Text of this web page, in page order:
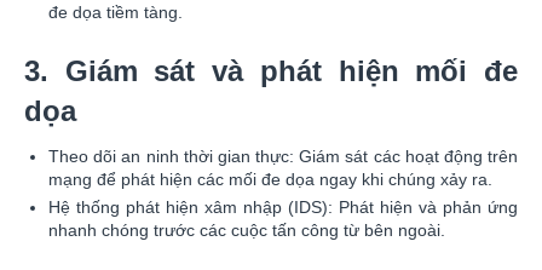
đe dọa tiềm tàng.
3. Giám sát và phát hiện mối đe
dọa
Theo dõi an ninh thời gian thực: Giám sát các hoạt động trên
mạng để phát hiện các mối đe dọa ngay khi chúng xảy ra.
Hệ thống phát hiện xâm nhập (IDS): Phát hiện và phản ứng
nhanh chóng trước các cuộc tấn công từ bên ngoài.